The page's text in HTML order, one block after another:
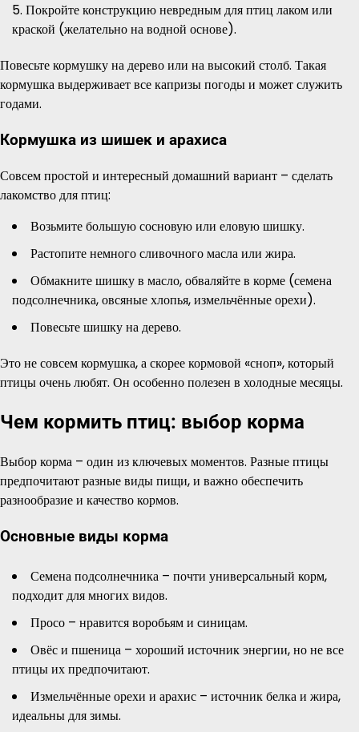
Покройте конструкцию невредным для птиц лаком или
краской (желательно на водной основе).
Повесьте кормушку на дерево или на высокий столб. Такая
кормушка выдерживает все капризы погоды и может служить
годами.
Кормушка из шишек и арахиса
Совсем простой и интересный домашний вариант – сделать
лакомство для птиц:
Возьмите большую сосновую или еловую шишку.
Растопите немного сливочного масла или жира.
Обмакните шишку в масло, обваляйте в корме (семена
подсолнечника, овсяные хлопья, измельчённые орехи).
Повесьте шишку на дерево.
Это не совсем кормушка, а скорее кормовой «сноп», который
птицы очень любят. Он особенно полезен в холодные месяцы.
Чем кормить птиц: выбор корма
Выбор корма – один из ключевых моментов. Разные птицы
предпочитают разные виды пищи, и важно обеспечить
разнообразие и качество кормов.
Основные виды корма
Семена подсолнечника – почти универсальный корм,
подходит для многих видов.
Просо – нравится воробьям и синицам.
Овёс и пшеница – хороший источник энергии, но не все
птицы их предпочитают.
Измельчённые орехи и арахис – источник белка и жира,
идеальны для зимы.